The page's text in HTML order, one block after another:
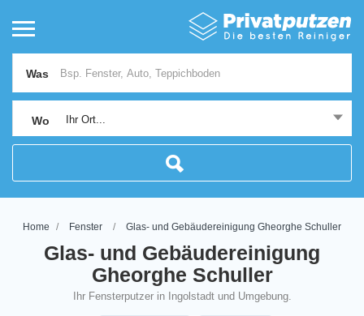
Was
Wo Ihr Ort...
Home Fenster Glas- und Gebäudereinigung Gheorghe Schuller
Glas- und Gebäudereinigung
Gheorghe Schuller
Ihr Fensterputzer in Ingolstadt und Umgebung.